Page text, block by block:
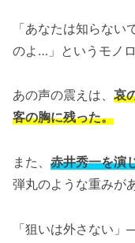
「あなたは知らな
のよ…」というモノロ
あの声の震えは、 哀
客の胸に残った。
また、 赤井秀一を演
弾丸のような重みが
「狙いは外さない